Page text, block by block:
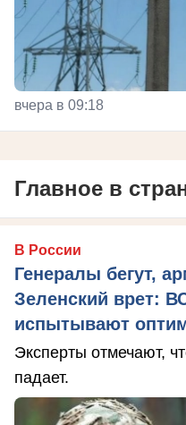
вчера в 09:18
Главное в
В России
Генералы бегут,
Зеленский врет:
испытывают
Эксперты отмечают,
падает.